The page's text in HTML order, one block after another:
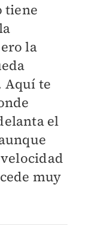
tiene
la
Aquí te
el
muy